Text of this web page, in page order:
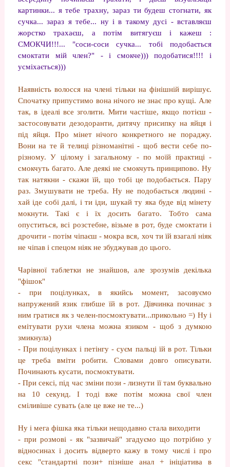
картинки... я тебе трахну, зараз ти будеш стогнати, як
сучка... зараз я тебе... ну і в такому дусі - вставляєш
жорстко трахаєш, а потім витягуєш і кажеш :
СМОКЧИ!!!... "соси-соси сучка... тобі подобається
смоктати мій член?" - і смокче))) подобатися!!!! і
усміхається)))
Наявність волосся на члені тільки на фінішній вирішує.
Спочатку припустимо вона нічого не знає про кущі. Але
так, в ідеалі все зголити. Мити частіше, якщо потієш -
застосовувати дезодоранти, дитячу присипку на яйця і
під яйця. Про мінет нічого конкретного не пораджу.
Вони на те й телиці різноманітні - щоб вести себе по-
різному. У цілому і загальному - по моїй практиці -
смокчуть багато. Але деякі не смокчуть принципово. Ну
так натякни - скажи їй, що тобі це подобається. Пару
раз. Змушувати не треба. Ну не подобається людині -
хай іде собі далі, і ти іди, шукай ту яка буде від мінету
мокнути. Такі є і їх досить багато. Тобто сама
опуститься, всі розстебне, візьме в рот, буде смоктати і
дрочити - потім чіпаєш - мокра вся, хоч ти їй взагалі ніяк
не чіпав і спецом ніяк не збуджував до цього.
Чарівної таблетки не знайшов, але зрозумів декілька
"фішок"
- при поцілунках, в якийсь момент, засовуємо
напружений язик глибше їй в рот. Дівчинка починає з
ним гратися як з челен-посмоктувати...прикольно =) Ну і
емітувати рухи члена можна язиком - щоб з думкою
змикнула)
- При поцілунках і петінгу - суєм пальці їй в рот. Тільки
це треба вміти робити. Словами довго описувати.
Починають кусати, посмоктувати.
- При сексі, під час зміни пози - лизнути її там буквально
на 10 секунд. І тоді вже потім можна свої член
сміливіше сувать (але це вже не те...)
Ну і мега фішка яка тільки нещодавно стала виходити
- при розмові - як "зазвичай" згадуємо що потрібно у
відносинах і досить відверто кажу в тому числі і про
секс "стандартні пози+ пізніше анал + ініціатива в